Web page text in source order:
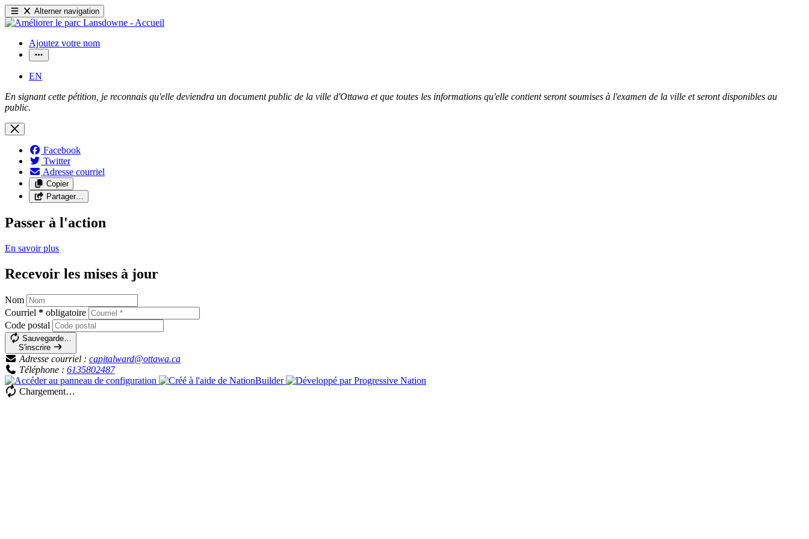
Alterner navigation
Ajoutez votre nom
EN
En signant cette pétition, je reconnais qu'elle deviendra un document public de la ville d'Ottawa et que toutes les informations qu'elle contient seront soumises à l'examen de la ville et seront disponibles au
public.
Facebook
Twitter
Adresse courriel
Copier
Partager…
Passer à l'action
En savoirplus
Recevoir les mises à jour
Nom
Courriel * obligatoire
Code postal
Sauvegarde…
S'inscrire
Adresse courriel : capitalward@ottawa.ca
Téléphone : 6135802487
Chargement…